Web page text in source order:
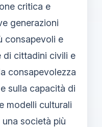
critica e
generazioni
consapevoli e
di cittadini civili e
consapevolezza
sulla capacità di
modelli culturali
società più